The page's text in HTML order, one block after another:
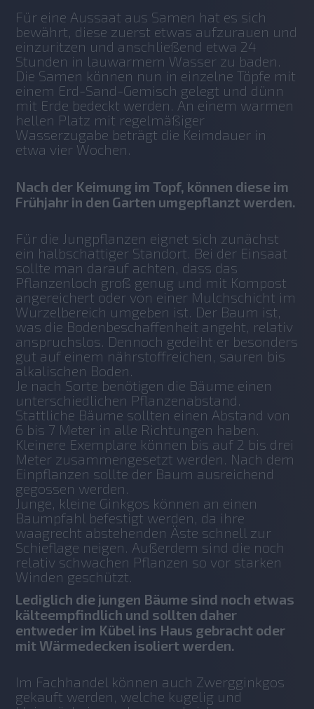
Für eine Aussaat aus Samen hat es sich
bewährt, diese zuerst etwas aufzurauen und
einzuritzen und anschließend etwa 24
Stunden in lauwarmem Wasser zu baden.
Die Samen können nun in einzelne Töpfe mit
einem Erd-Sand-Gemisch gelegt und dünn
mit Erde bedeckt werden. An einem warmen
hellen Platz mit regelmäßiger
Wasserzugabe beträgt die Keimdauer in
etwa vier Wochen.
Nach der Keimung im Topf, können diese im
Frühjahr in den Garten umgepflanzt werden.
Für die Jungpflanzen eignet sich zunächst
ein halbschattiger Standort. Bei der Einsaat
sollte man darauf achten, dass das
Pflanzenloch groß genug und mit Kompost
angereichert oder von einer Mulchschicht im
Wurzelbereich umgeben ist. Der Baum ist,
was die Bodenbeschaffenheit angeht, relativ
anspruchslos. Dennoch gedeiht er besonders
gut auf einem nährstoffreichen, sauren bis
alkalischen Boden.
Je nach Sorte benötigen die Bäume einen
unterschiedlichen Pflanzenabstand.
Stattliche Bäume sollten einen Abstand von
6 bis 7 Meter in alle Richtungen haben.
Kleinere Exemplare können bis auf 2 bis drei
Meter zusammengesetzt werden. Nach dem
Einpflanzen sollte der Baum ausreichend
gegossen werden.
Junge, kleine Ginkgos können an einen
Baumpfahl befestigt werden, da ihre
waagrecht abstehenden Äste schnell zur
Schieflage neigen. Außerdem sind die noch
relativ schwachen Pflanzen so vor starken
Winden geschützt.
Lediglich die jungen Bäume sind noch etwas
kälteempfindlich und sollten daher
entweder im Kübel ins Haus gebracht oder
mit Wärmedecken isoliert werden.
Im Fachhandel können auch Zwergginkgos
gekauft werden, welche kugelig und